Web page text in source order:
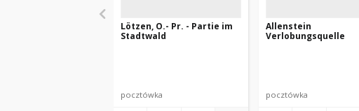
Lötzen, O.- Pr. - Partie im
Stadtwald
pocztówka
Allenstein
Verlobungsquelle
pocztówka